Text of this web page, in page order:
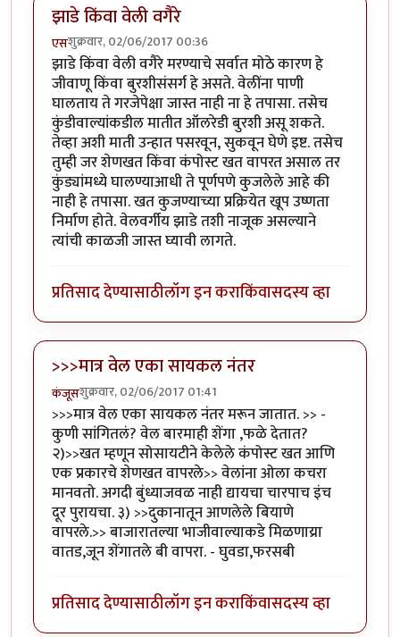
झाडे किंवा वेली वगैरे
एसशुक्रवार, 02/06/2017 00:36
झाडे किंवा वेली वगैरे मरण्याचे सर्वात मोठे कारण हे
जीवाणू किंवा बुरशीसंसर्ग हे असते. वेलींना पाणी
घालताय ते गरजेपेक्षा जास्त नाही ना हे तपासा. तसेच
कुंडीवाल्यांकडील मातीत ऑलरेडी बुरशी असू शकते.
तेव्हा अशी माती उन्हात पसरवून, सुकवून घेणे इष्ट. तसेच
तुम्ही जर शेणखत किंवा कंपोस्ट खत वापरत असाल तर
कुंड्यांमध्ये घालण्याआधी ते पूर्णपणे कुजलेले आहे की
नाही हे तपासा. खत कुजण्याच्या प्रक्रियेत खूप उष्णता
निर्माण होते. वेलवर्गीय झाडे तशी नाजूक असल्याने
त्यांची काळजी जास्त घ्यावी लागते.
प्रतिसाद देण्यासाठीलॉग इन कराकिंवासदस्य व्हा
>>>मात्र वेल एका सायकल नंतर
कंजूसशुक्रवार, 02/06/2017 01:41
>>>मात्र वेल एका सायकल नंतर मरून जातात. >> -
कुणी सांगितलं? वेल बारमाही शेंगा ,फळे देतात?
२)>>खत म्हणून सोसायटीने केलेले कंपोस्ट खत आणि
एक प्रकारचे शेणखत वापरले>> वेलांना ओला कचरा
मानवतो. अगदी बुंध्याजवळ नाही द्यायचा चारपाच इंच
दूर पुरायचा. ३) >>दुकानातून आणलेले बियाणे
वापरले.>> बाजारातल्या भाजीवाल्याकडे मिळणाय्रा
वातड,जून शेंगातले बी वापरा. - घुवडा,फरसबी
प्रतिसाद देण्यासाठीलॉग इन कराकिंवासदस्य व्हा